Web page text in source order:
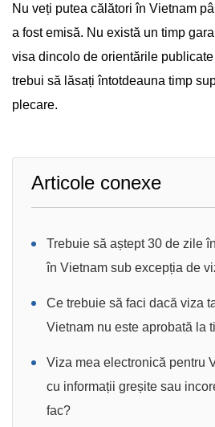
Nu veți putea călători în Vietnam
a fost emisă. Nu există un timp
visa dincolo de orientările
trebui să lăsați întotdeauna timp
plecare.
Articole conexe
Trebuie să aștept 30 de zile
în Vietnam sub excepția de
Ce trebuie să faci dacă viza
Vietnam nu este aprobată la
Viza mea electronică pentru
cu informații greșite sau
fac?